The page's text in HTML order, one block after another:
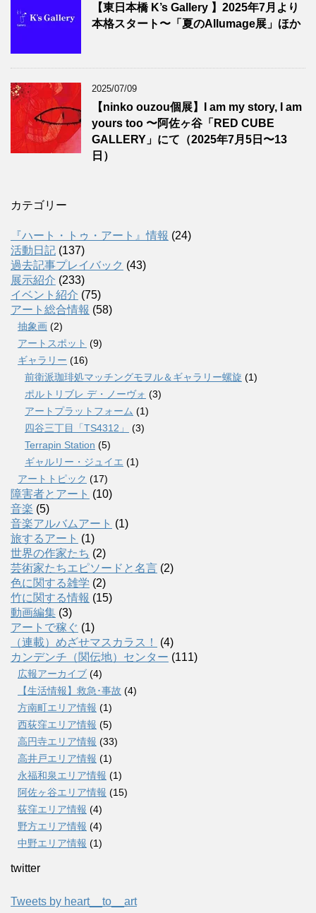
【東日本橋 K’s Gallery 】2025年7月より
本格スタート〜「夏のAllumage展」ほか
2025/07/09
【ninko ouzou個展】I am my story, I am
yours too 〜阿佐ヶ谷「RED CUBE
GALLERY」にて（2025年7月5日〜13
日）
カテゴリー
『ハート・トゥ・アート』情報 (24)
活動日記 (137)
過去記事プレイバック (43)
展示紹介 (233)
イベント紹介 (75)
アート総合情報 (58)
抽象画 (2)
アートスポット (9)
ギャラリー (16)
前衛派珈琲処マッチングモヲル＆ギャラリー螺旋 (1)
ポルトリブレ デ・ノーヴォ (3)
アートプラットフォーム (1)
四谷三丁目「TS4312」
(3)
Terrapin Station (5)
ギャルリー・ジュイエ (1)
アートトピック (17)
障害者とアート (10)
音楽 (5)
音楽アルバムアート (1)
旅するアート (1)
世界の作家たち (2)
芸術家たちエピソードと名言 (2)
色に関する雑学 (2)
竹に関する情報 (15)
動画編集 (3)
アートで稼ぐ (1)
（連載）めざせマスカラス！
(4)
カンデンチ（関伝地）センター (111)
広報アーカイブ (4)
【生活情報】救急･事故 (4)
方南町エリア情報 (1)
西荻窪エリア情報 (5)
高円寺エリア情報 (33)
高井戸エリア情報 (1)
永福和泉エリア情報 (1)
阿佐ヶ谷エリア情報 (15)
荻窪エリア情報 (4)
野方エリア情報 (4)
中野エリア情報 (1)
twitter
Tweets by heart__to__art